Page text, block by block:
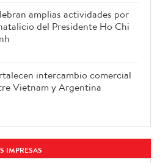
amplias actividades por
del Presidente Ho Chi
intercambio comercial
Vietnam y Argentina
IMPRESAS